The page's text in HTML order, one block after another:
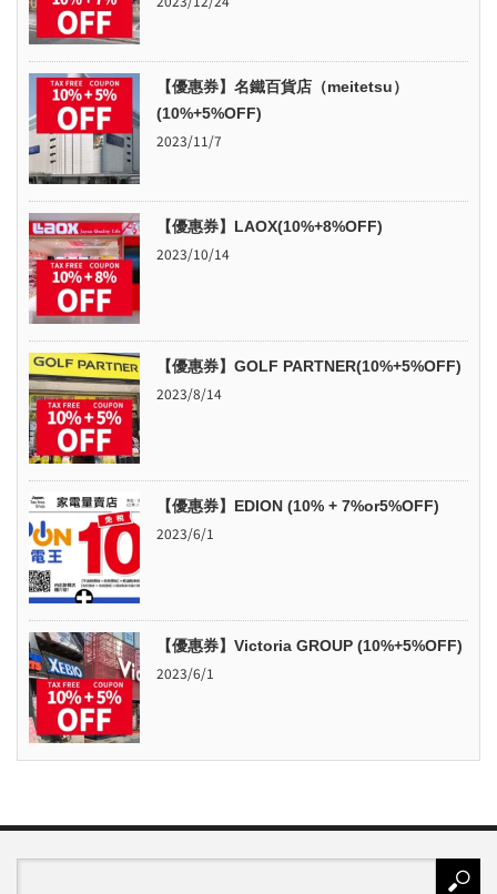
【優惠券】名鐵百貨店（meitetsu）
(10%+5%OFF)
2023/11/7
【優惠券】LAOX(10%+8%OFF)
2023/10/14
【優惠券】GOLF PARTNER(10%+5%OFF)
2023/8/14
【優惠券】EDION (10% + 7%or5%OFF)
2023/6/1
【優惠券】Victoria GROUP (10%+5%OFF)
2023/6/1